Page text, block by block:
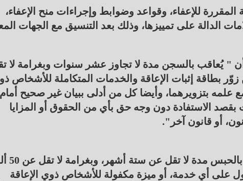
المقررة للإعفاء، وقواعد وضوابط وإجراءات منح الإعفاء،
الدالة على تمييزها، وذلك بعد التنسيق مع الجهات
على أن " يُعاقب بالسجن مدة لا تجاوز عشر سنوات وبغرامة لا
100 ألف جنيه كل من زوّر بطاقة إثبات الإعاقة والخدمات المتكاملة للأشخاص
مع علمه بتزويرهما، وأيضا كل من أدلى ببيان غير صحيح
بقصد الاستفادة دون وجه حق بأي من الحقوق أو المزايا
أو قانون آخر".
ونصت المادة
تقدم للحصول على أي خدمة، أو ميزة مكفولة للأشخاص ذوي الإعاقة